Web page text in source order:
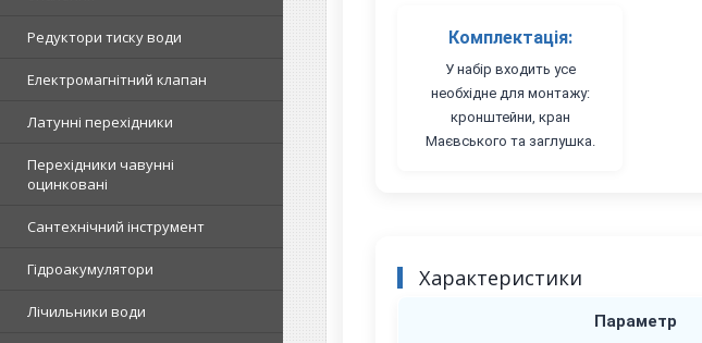
Редуктори тиску води
Електромагнітний клапан
Латунні перехідники
Перехідники чавунні
оцинковані
Сантехнічний інструмент
Гідроакумулятори
Лічильники води
Комплектація:
У набір входить усе
необхідне для монтажу:
кронштейни, кран
Маєвського та заглушка.
Характеристики
Параметр